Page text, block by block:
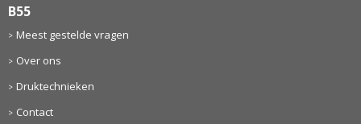
B55
Meest gestelde vragen
Over ons
Druktechnieken
Contact